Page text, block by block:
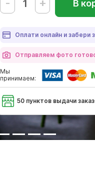
В
Оплати онлайн и забери
Отправляем фото
Мы
принимаем:
50 пунктов выдачи